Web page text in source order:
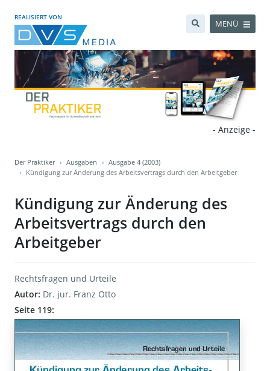
REALISIERT VON
MENÜ
- Anzeige -
Der Praktiker Ausgaben
Ausgabe 4 (2003)
Kündigung zur Änderung des Arbeitsvertrags durch den Arbeitgeber
Kündigung zur Änderung des
Arbeitsvertrags durch den
Arbeitgeber
Rechtsfragen und Urteile
Autor: Dr. jur. Franz Otto
Seite 119: